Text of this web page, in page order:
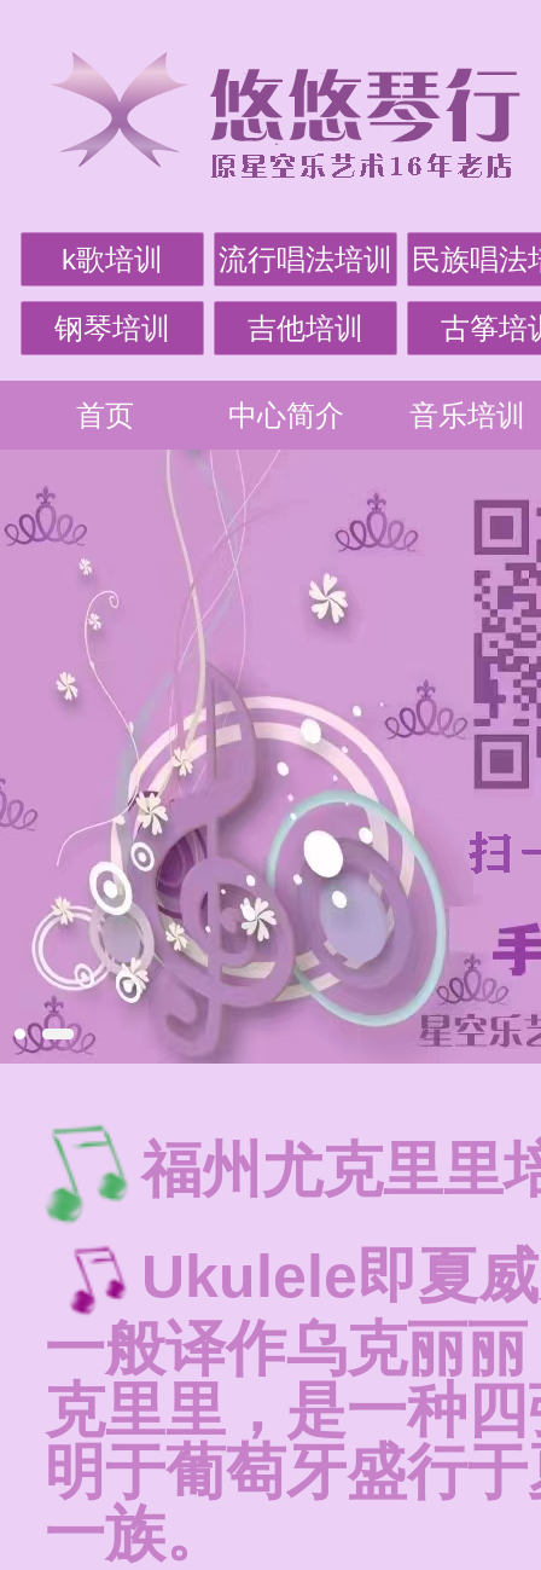
k歌培训 流行唱法培训 民族唱法
钢琴培训 吉他培训 古筝培
首页 中心简介 音乐培训
福州尤克里里
Ukulele即夏
一般译作乌克丽
克里里，是一种
明于葡萄牙盛行
一族。